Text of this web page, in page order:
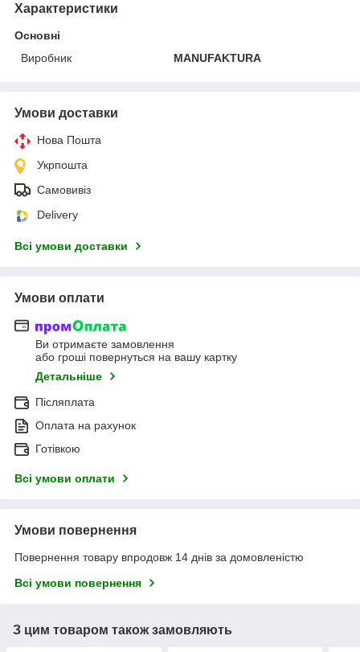
Характеристики
Основні
Виробник
MANUFAKTURA
Умови доставки
Нова Пошта
Укрпошта
Самовивіз
Delivery
Всі умови доставки
Умови оплати
Ви отримаєте замовлення
або гроші повернуться на вашу картку
Детальніше
Післяплата
Оплата на рахунок
Готівкою
Всі умови оплати
Умови повернення
Повернення товару впродовж 14 днів за домовленістю
Всі умови повернення
З цим товаром також замовляють